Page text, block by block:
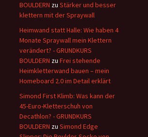
BOULDERN zu Stärker und besser
klettern mit der Spraywall
Heimwand statt Halle: Wie haben 4
Monate Spraywall mein Klettern
verändert? - GRUNDKURS
BOULDERN zu Frei stehende
Heimkletterwand bauen – mein
Homeboard 2.0 im Detail erklärt
Simond First Klimb: Was kann der
45-Euro-Kletterschuh von
Decathlon? - GRUNDKURS
BOULDERN zu Simond Edge